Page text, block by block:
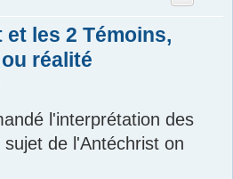
les 2 Témoins,
réalité
l'interprétation des
de l'Antéchrist on